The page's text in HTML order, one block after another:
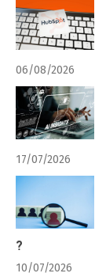
06/08/2026
17/07/2026
?
10/07/2026